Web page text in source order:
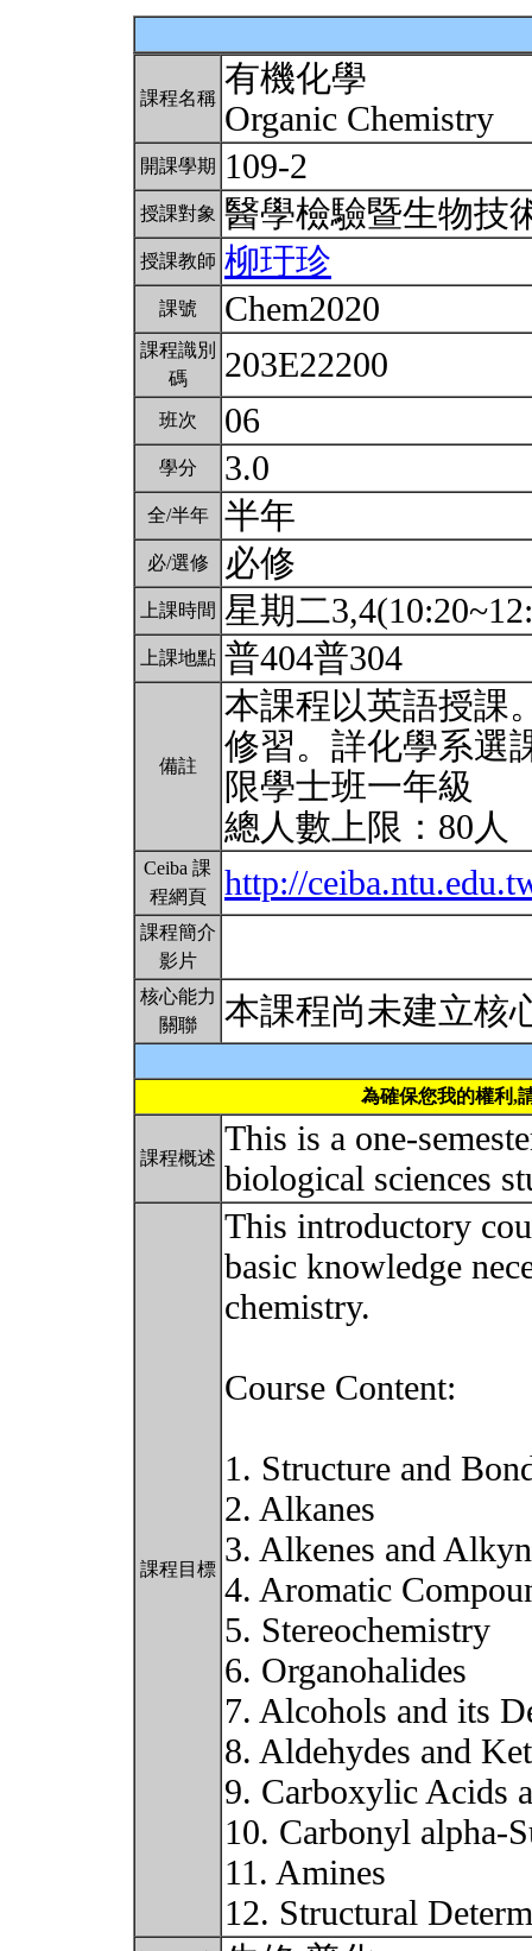
課程名稱 有機化學
Organic Chemistry
開課學期 109-2
授課對象 醫學檢驗暨生物
授課教師 柳玗珍
課號 Chem2020
課程識別
碼
203E22200
班次 06
學分 3.0
全/半年 半年
必/選修 必修
上課時間 星期二
上課地點 普404普304
備註
本課程以英語授課
修習。詳化學系選
限學士班一年級
總人數上限：80人
Ceiba 課
程網頁
http://
課程簡介
影片
核心能力
關聯
本課程尚未建立核
為確保您我的權利,
課程概述 This is a one-
biological sciences
課程目標
This introductory
basic knowledge
chemistry.
Course Content:
1. Structure and
2. Alkanes
3. Alkenes and
4. Aromatic
5. Stereochemistry
6. Organohalides
7. Alcohols and its
8. Aldehydes and
9. Carboxylic Acids
10. Carbonyl alpha-
11. Amines
12. Structural